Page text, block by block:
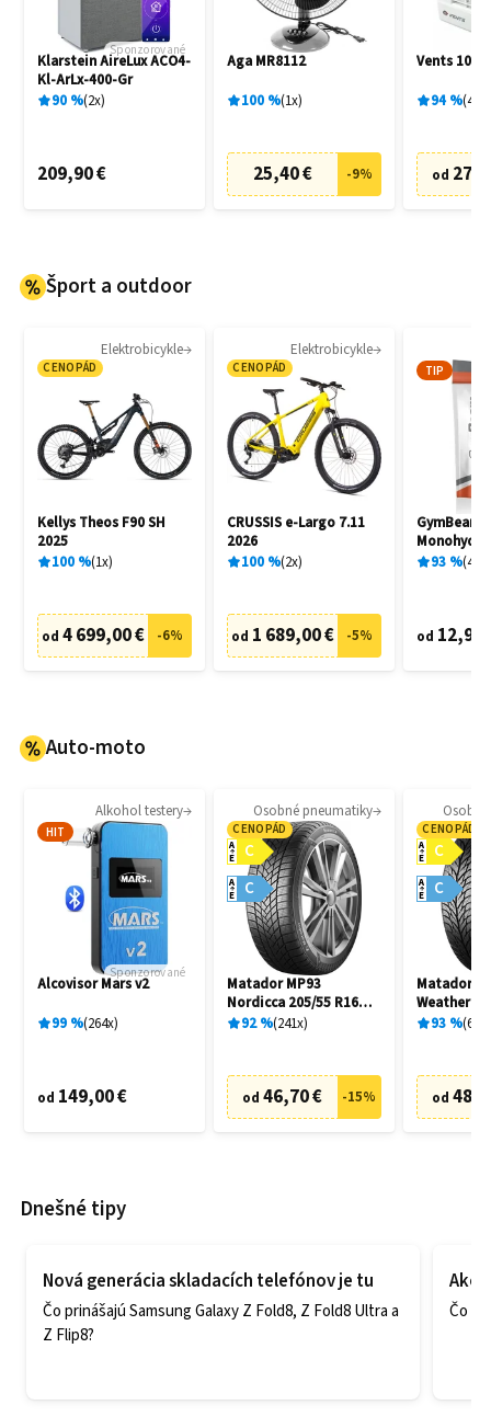
Sponzorované
Klarstein AireLux ACO4-
Kl-ArLx-400-Gr
90% 2x
209,90 €
Aga MR8112
100% 1x
25,40 € -9%
Vents 100
94% 4
od
Šport a outdoor
Elektrobicykle
CENOPÁD
Kellys Theos F90 SH
2025
100% 1x
od 4 699,00 € -6%
Elektrobicykle
CENOPÁD
CRUSSIS e-Largo 7.11
2026
100% 2x
od 1 689,00 € -5%
TIP
GymBeam
93% 404
od 12,95
Auto-moto
Alkohol testery
HIT
Sponzorované
Alcovisor Mars v2
99% 264x
od 149,00 €
Osobné pneumatiky
CENOPÁD
C
A
E
C
A
E
Matador MP93
Nordicca 205/55 R16
91H
92% 241x
od 46,70 € -15%
CENOPÁD
C
A
E
C
A
E
Matador
Weather
R16 91H
93% 69
od
Dnešné tipy
Nová generácia skladacích telefónov je tu
Čo prinášajú Samsung Galaxy Z Fold8, Z Fold8 Ultra a
Z Flip8?
Ako
Čo